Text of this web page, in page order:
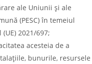
ale Uniunii şi ale
(PESC) în temeiul
2021/697;
acesteia de a
bunurile, resursele